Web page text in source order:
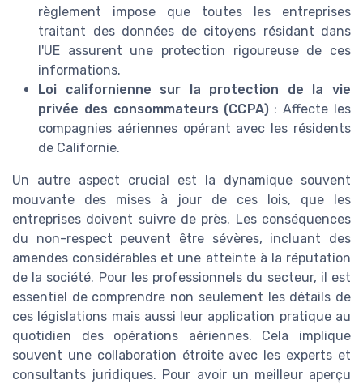
règlement impose que toutes les entreprises
traitant des données de citoyens résidant dans
l'UE assurent une protection rigoureuse de ces
informations.
Loi californienne sur la protection de la vie
privée des consommateurs (CCPA): Affecte les
compagnies aériennes opérant avec les résidents
de Californie.
Un autre aspect crucial est la dynamique souvent
mouvante des mises à jour de ces lois, que les
entreprises doivent suivre de près. Les conséquences
du non-respect peuvent être sévères, incluant des
amendes considérables et une atteinte à la réputation
de la société. Pour les professionnels du secteur, il est
essentiel de comprendre non seulement les détails de
ces législations mais aussi leur application pratique au
quotidien des opérations aériennes. Cela implique
souvent une collaboration étroite avec les experts et
consultants juridiques. Pour avoir un meilleur aperçu